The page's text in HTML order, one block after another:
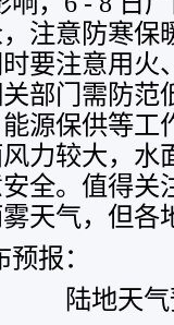
注意防寒保
要注意用火
部门需防范
源保供等工
力较大，水
全。值得关
天气，但各
报：
陆地天